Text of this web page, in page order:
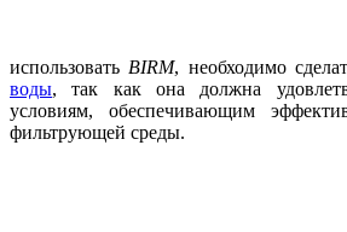
использовать BIRM, необходимо
воды, так как она должна
условиям, обеспечивающим
фильтрующей среды.